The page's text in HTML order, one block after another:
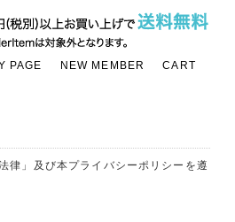
PAGE NEW MEMBER CART
律」及び本プライバシーポリシーを遵